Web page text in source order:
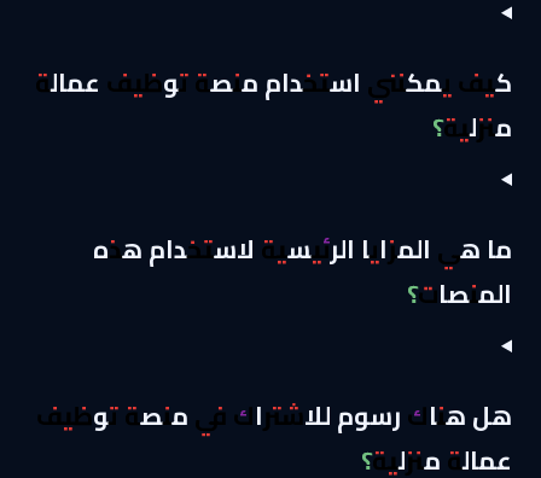
كيف يمكنني استخدام منصة توظيف عمالة
منزلية؟
ما هي المزايا الرئيسية لاستخدام هذه
المنصات؟
هل هناك رسوم للاشتراك في منصة توظيف
عمالة منزلية؟